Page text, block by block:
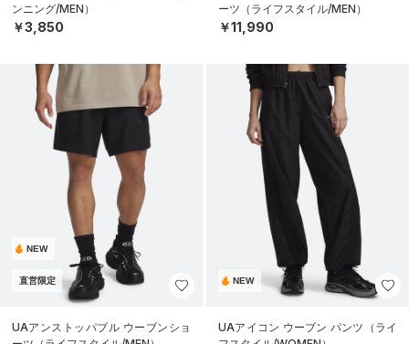
ンニング/MEN）
￥3,850
ーツ（ライフスタイル/MEN）
￥11,990
NEW
直営限定
UAアンストッパブル ウーブンショ
NEW
UAアイコン ウーブン パンツ（ライ